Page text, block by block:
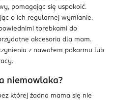
pomagając się uspokoić.
o ich regularnej wymianie.
torebkami do
akcesoria dla mam.
z nawałem pokarmu lub
niemowlaka?
której żadna mama się nie